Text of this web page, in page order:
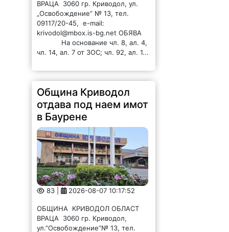
krivodol@mbox.is-bg.net ОБЯВА
На основание чл. 8, ал. 4,
чл. 14, ал. 7 от ЗОС; чл. 92, ал. 1...
отдава под наем имот
в Баурене
83 | 2026-08-07 10:17:52
ОБЩИНА КРИВОДОЛ ОБЛАСТ
ВРАЦА 3060 гр. Криводол,
09117 / 20-45, e-mail:
krivodol@mbox.is-bg.net ОБЯВА
На основание чл. 8, ал. 4,